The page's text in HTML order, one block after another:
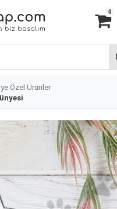
0
Özel Ürünler